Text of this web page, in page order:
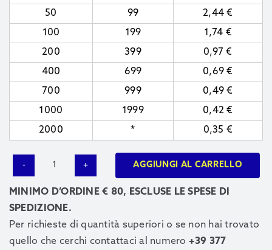
50
99 2,44€
100
199 1,74 €
200
399 0,97€
400
699 0,69€
700
999 0,49€
1000
1999 0,42€
2000
* 0,35 €
quantità
AGGIUNGI AL CARRELLO
MINIMO D’ORDINE € 80, ESCLUSE LE SPESE DI
SPEDIZIONE.
Per richieste di quantità superiori o se non hai trovato
quello che cerchi contattaci al numero +39 377